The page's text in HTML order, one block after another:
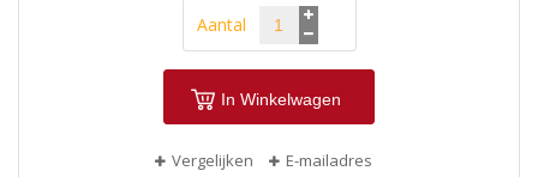
Aantal
In Winkelwagen
Vergelijken E-mailadres